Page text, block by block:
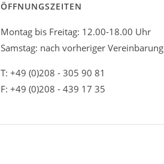
ÖFFNUNGSZEITEN
Montag bis Freitag: 12.00-18.00 Uhr
Samstag: nach vorheriger Vereinbarung
T: +49 (0)208 - 305 90 81
F: +49 (0)208 - 439 17 35